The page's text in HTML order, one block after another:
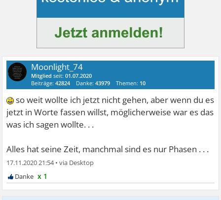
Moonlight_74
Mitglied seit:01.07.2020
Beiträge:42824 Danke:43979 Themen: 10
so weit wollte ich jetzt nicht gehen, aber wenn du es
jetzt in Worte fassen willst, möglicherweise war es das
was ich sagen wollte. . .
Alles hat seine Zeit, manchmal sind es nur Phasen . . .
17.11.2020 21:54•
x 1